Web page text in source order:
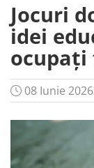
3 - 4 Ani
4 - 5 Ani
5 - 6 Ani
6 - 7 Ani
7 - 8 Ani
8 - 9 Ani
9+ Ani
Jocuri
idei
ocupați
08 Iunie 2026